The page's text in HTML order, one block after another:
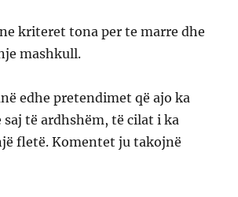
kriteret tona per te marre dhe
mashkull.
edhe pretendimet që ajo ka
të ardhshëm, të cilat i ka
fletë. Komentet ju takojnë